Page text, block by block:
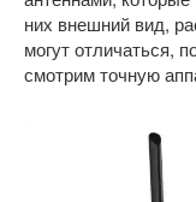
них внешний вид,
могут отличаться,
смотрим точную